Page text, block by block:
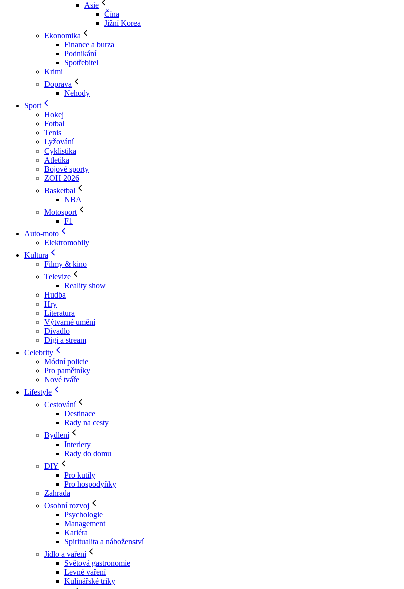
Asie
Čína
Jižní Korea
Ekonomika
Finance a burza
Podnikání
Spotřebitel
Krimi
Doprava
Nehody
Sport
Hokej
Fotbal
Tenis
Lyžování
Cyklistika
Atletika
Bojové sporty
ZOH 2026
Basketbal
NBA
Motosport
F1
Auto-moto
Elektromobily
Kultura
Filmy & kino
Televize
Reality show
Hudba
Hry
Literatura
Výtvarné umění
Divadlo
Digi a stream
Celebrity
Módní policie
Pro pamětníky
Nové tváře
Lifestyle
Cestování
Destinace
Rady na cesty
Bydlení
Interiery
Rady do domu
DIY
Pro kutily
Pro hospodyňky
Zahrada
Osobní rozvoj
Psychologie
Management
Kariéra
Spiritualita a náboženství
Jídlo a vaření
Světová gastronomie
Levné vaření
Kulinářské triky